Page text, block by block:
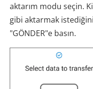
aktarım modu seçin.
gibi aktarmak
"GÖNDER"e basın.